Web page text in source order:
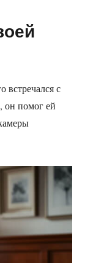
с
он помог ей